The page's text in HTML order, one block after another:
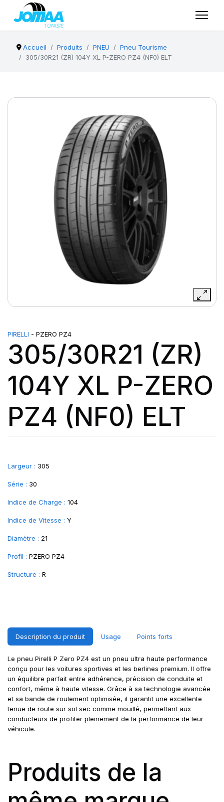
Accueil Produits PNEU
Pneu Tourisme
305/30R21 (ZR) 104Y XL P-ZERO PZ4 (NF0) ELT
PIRELLI - PZERO PZ4
305/30R21 (ZR)
104Y XL P-ZERO
PZ4 (NF0) ELT
Largeur : 305
Série : 30
Indice de Charge : 104
Indice de Vitesse : Y
Diamètre : 21
Profil : PZERO PZ4
Structure : R
Description du produit Usage Points forts
Le pneu Pirelli P Zero PZ4 est un pneu ultra haute performance
conçu pour les voitures sportives et les berlines premium. Il offre
un équilibre parfait entre adhérence, précision de conduite et
confort, même à haute vitesse. Grâce à sa technologie avancée
et sa bande de roulement optimisée, il garantit une excellente
tenue de route sur sol sec comme mouillé, permettant aux
conducteurs de profiter pleinement de la performance de leur
véhicule.
Produits de la